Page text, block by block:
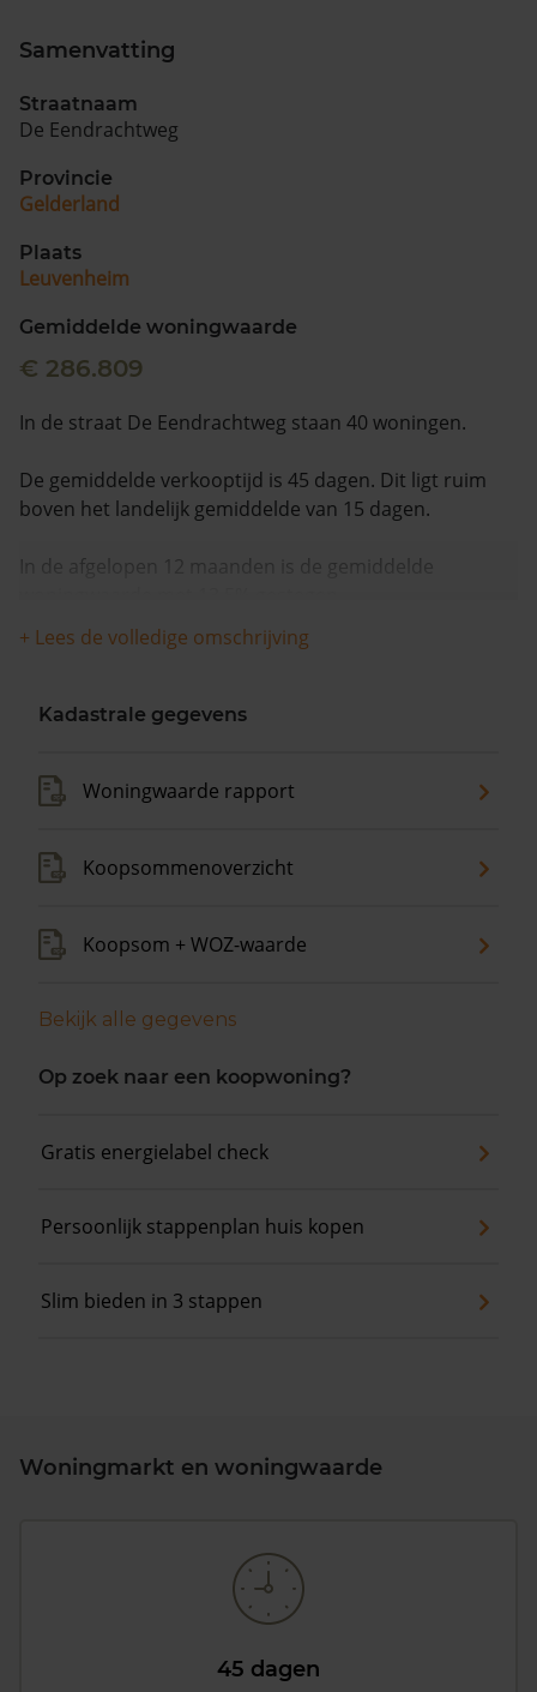
Samenvatting
Straatnaam
De Eendrachtweg
Provincie
Gelderland
Plaats
Leuvenheim
Gemiddelde woningwaarde
€ 286.809
In de straat De Eendrachtweg staan 40 woningen.
De gemiddelde verkooptijd is 45 dagen. Dit ligt ruim
boven het landelijk gemiddelde van 15 dagen.
In de afgelopen 12 maanden is de gemiddelde
+ Lees de volledige omschrijving
Kadastrale gegevens
Woningwaarde rapport
Koopsommenoverzicht
Koopsom + WOZ-waarde
Bekijk alle gegevens
Op zoek naar een koopwoning?
Gratis energielabel check
Persoonlijk stappenplan huis kopen
Slim bieden in 3 stappen
Woningmarkt en woningwaarde
45 dagen